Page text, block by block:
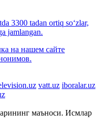
3300 tadan ortiq so‘zlar,
jamlangan.
на нашем сайте
vatt.uz iboralar.uz
маъноси. Исмлар